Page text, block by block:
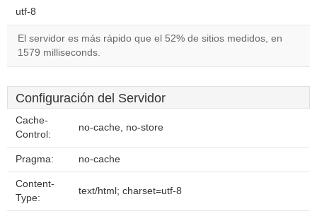
utf-8
El servidor es más rápido que el 52% de sitios medidos, en
1579 milliseconds.
Configuración del Servidor
Cache-
Control:
no-cache, no-store
Pragma: no-cache
Content-
Type:
text/html; charset=utf-8